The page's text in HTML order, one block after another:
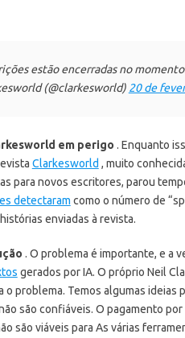
estão encerradas no
(@clarkesworld) 20 de
em perigo . Enquanto
Clarkesworld , muito
para novos escritores, parou
detectaram como o número de
enviadas à revista.
. O problema é importante, e a
gerados por IA. O próprio Neil
o problema. Temos algumas ideias
são confiáveis. O pagamento
são viáveis ​​para As várias